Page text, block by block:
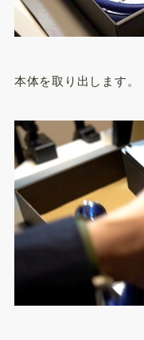
本体を取り出します。